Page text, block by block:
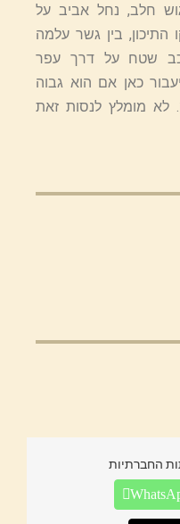
חלב, נחל אביב על
התיכון, בין גשר עלמה
שטח על דרך עפר
כאן אם הוא גבוה
לא מומלץ לנסות זאת
החברתיות